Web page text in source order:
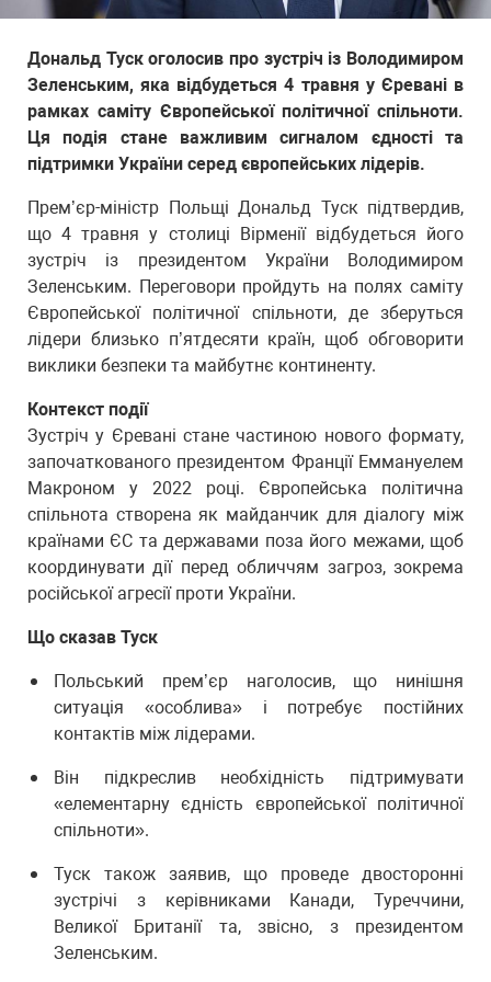
Дональд Туск оголосив про зустріч із Володимиром
Зеленським, яка відбудеться 4 травня у Єревані в
рамках саміту Європейської політичної спільноти.
Ця подія стане важливим сигналом єдності та
підтримки України серед європейських лідерів.
Прем’єр-міністр Польщі Дональд Туск підтвердив,
що 4 травня у столиці Вірменії відбудеться його
зустріч із президентом України Володимиром
Зеленським. Переговори пройдуть на полях саміту
Європейської політичної спільноти, де зберуться
лідери близько п’ятдесяти країн, щоб обговорити
виклики безпеки та майбутнє континенту.
Контекст події
Зустріч у Єревані стане частиною нового формату,
започаткованого президентом Франції Еммануелем
Макроном у 2022 році. Європейська політична
спільнота створена як майданчик для діалогу між
країнами ЄС та державами поза його межами, щоб
координувати дії перед обличчям загроз, зокрема
російської агресії проти України.
Що сказав Туск
Польський прем’єр наголосив, що нинішня
ситуація «особлива» і потребує постійних
контактів між лідерами.
Він підкреслив необхідність підтримувати
«елементарну єдність європейської політичної
спільноти».
Туск також заявив, що проведе двосторонні
зустрічі з керівниками Канади, Туреччини,
Великої Британії та, звісно, з президентом
Зеленським.